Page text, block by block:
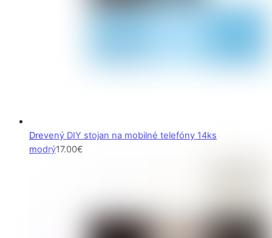
Drevený DIY stojan na mobilné telefóny 14ks
modrý17.00€